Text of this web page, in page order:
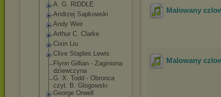
A. G. RIDDLE
Andrzej Sapkowski
Andy Weir
Arthur C. Clarke
Cixin Liu
Clive Staples Lewis
Flynn Gillian - Zaginiona
dziewczyna
G. X. Todd - Obronca
czyt. B. Glogowski
George Orwell
Malowany
Malowany